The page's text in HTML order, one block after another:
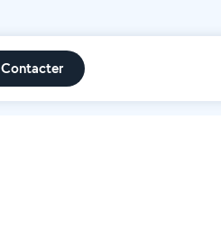
Contacter